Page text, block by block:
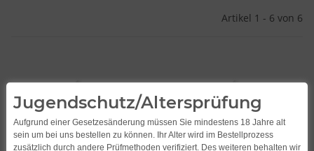
Artikel 1 - 6 von 6
Jugendschutz/Altersprüfung
Aufgrund einer Gesetzesänderung müssen Sie mindestens 18 Jahre alt
sein um bei uns bestellen zu können. Ihr Alter wird im Bestellprozess
zusätzlich durch andere Prüfmethoden verifiziert. Des weiteren behalten wir